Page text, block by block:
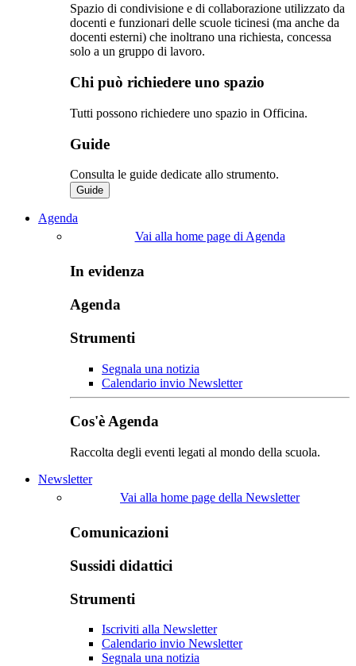
Spazio di condivisione e di collaborazione utilizzato da
docenti e funzionari delle scuole ticinesi (ma anche da
docenti esterni) che inoltrano una richiesta, concessa
solo a un gruppo di lavoro.​
Chi può richiedere uno spazio
Tutti possono richiedere uno spazio in Officina.
Guide
Consulta le guide dedicate allo strumento.
Guide
Agenda
Vai alla home page di Agenda
In evidenza
Agenda
Strumenti
Segnala una notizia
Calendario invio Newsletter
Cos'è Agenda
Raccolta degli eventi legati al mondo della scuola.
Newsletter
Vai alla home page della Newsletter
Comunicazioni
Sussidi didattici
Strumenti
Iscriviti alla Newsletter
Calendario invio Newsletter
Segnala una notizia